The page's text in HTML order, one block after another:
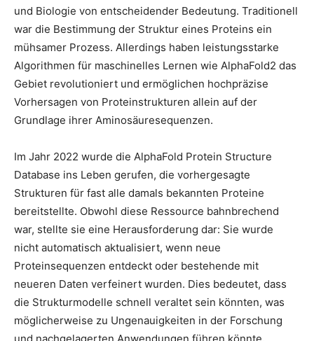
und Biologie von entscheidender Bedeutung. Traditionell
war die Bestimmung der Struktur eines Proteins ein
mühsamer Prozess. Allerdings haben leistungsstarke
Algorithmen für maschinelles Lernen wie AlphaFold2 das
Gebiet revolutioniert und ermöglichen hochpräzise
Vorhersagen von Proteinstrukturen allein auf der
Grundlage ihrer Aminosäuresequenzen.
Im Jahr 2022 wurde die AlphaFold Protein Structure
Database ins Leben gerufen, die vorhergesagte
Strukturen für fast alle damals bekannten Proteine ​​
bereitstellte. Obwohl diese Ressource bahnbrechend
war, stellte sie eine Herausforderung dar: Sie wurde
nicht automatisch aktualisiert, wenn neue
Proteinsequenzen entdeckt oder bestehende mit
neueren Daten verfeinert wurden. Dies bedeutet, dass
die Strukturmodelle schnell veraltet sein könnten, was
möglicherweise zu Ungenauigkeiten in der Forschung